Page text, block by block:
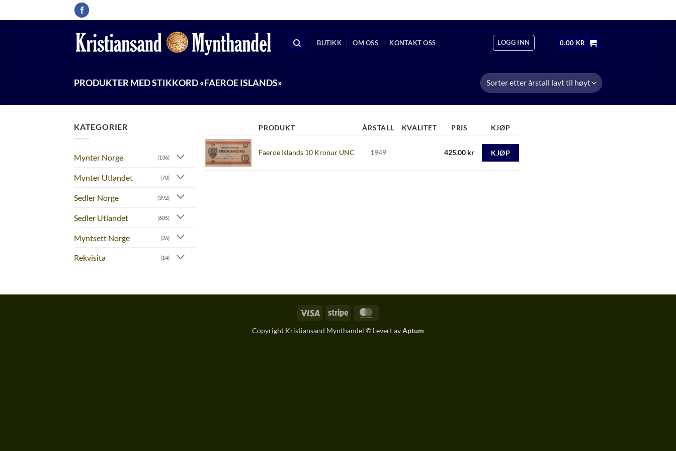
to
BUTIKK OM OSS KONTAKT OSS LOGG INN 0.00 KR
PRODUKTER MED STIKKORD «FAEROE ISLANDS»
KATEGORIER
Mynter Norge (136)
Mynter Utlandet (70)
Sedler Norge (392)
Sedler Utlandet (605)
Myntsett Norge (26)
Rekvisita (14)
PRODUKT ÅRSTALL KVALITET PRIS KJØP
Faeroe Islands 10 Kronur UNC 1949 425.00 kr KJØP
Visa Stripe
Copyright Kristiansand Mynthandel © Levert avAptum